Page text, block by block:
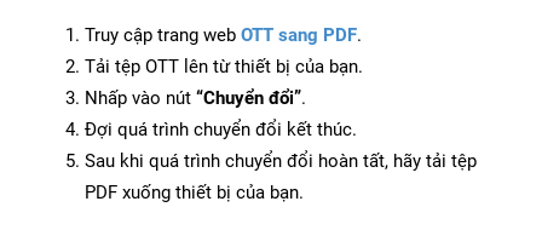
Truy cập trang web OTT sang PDF.
Tải tệp OTT lên từ thiết bị của bạn.
Nhấp vào nút “Chuyển đổi”.
Đợi quá trình chuyển đổi kết thúc.
Sau khi quá trình chuyển đổi hoàn tất, hãy tải tệp
PDF xuống thiết bị của bạn.